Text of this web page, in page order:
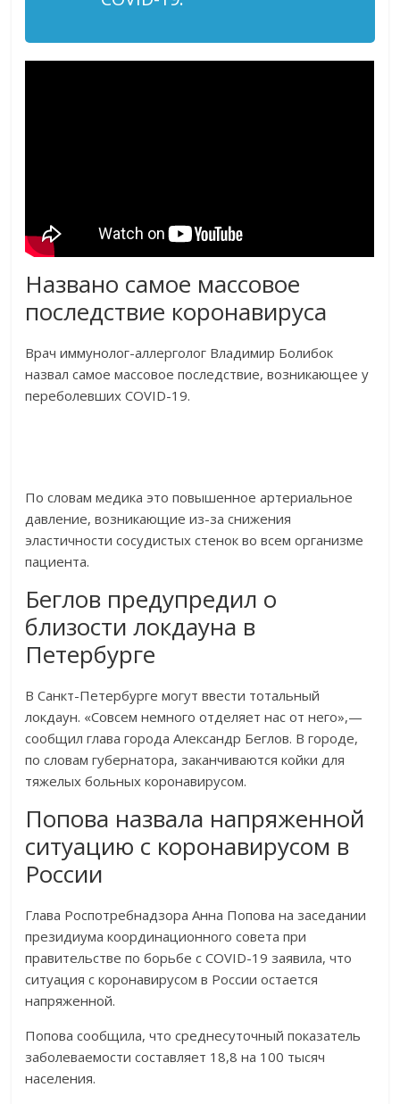
Названо самое массовое
последствие коронавируса
Врач иммунолог-аллерголог Владимир Болибок
назвал самое массовое последствие, возникающее у
переболевших COVID-19.
По словам медика это повышенное артериальное
давление, возникающие из-за снижения
эластичности сосудистых стенок во всем организме
пациента.
Беглов предупредил о
близости локдауна в
Петербурге
В Санкт-Петербурге могут ввести тотальный
локдаун. «Совсем немного отделяет нас от него»,—
сообщил глава города Александр Беглов. В городе,
по словам губернатора, заканчиваются койки для
тяжелых больных коронавирусом.
Попова назвала напряженной
ситуацию с коронавирусом в
России
Глава Роспотребнадзора Анна Попова на заседании
президиума координационного совета при
правительстве по борьбе с COVID-19 заявила, что
ситуация с коронавирусом в России остается
напряженной.
Попова сообщила, что среднесуточный показатель
заболеваемости составляет 18,8 на 100 тысяч
населения.